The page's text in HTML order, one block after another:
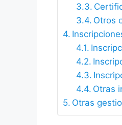
Otros
Otras
Otras